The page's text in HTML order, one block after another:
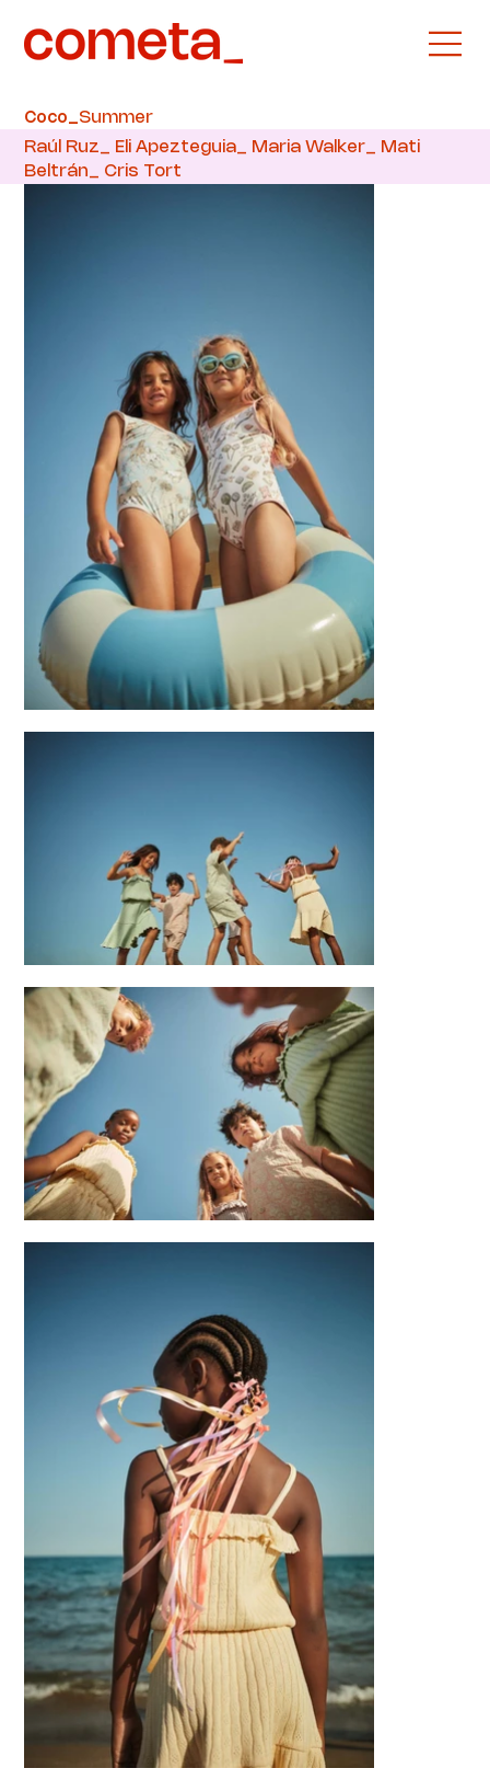
Coco_Summer
Raúl Ruz_ Eli Apezteguia_ Maria Walker_ Mati
Beltrán_ Cris Tort